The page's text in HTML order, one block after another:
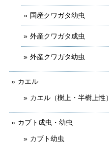
国産クワガタ幼虫
外産クワガタ成虫
外産クワガタ幼虫
カエル
カエル（樹上・半樹上性）
カブト成虫・幼虫
カブト幼虫